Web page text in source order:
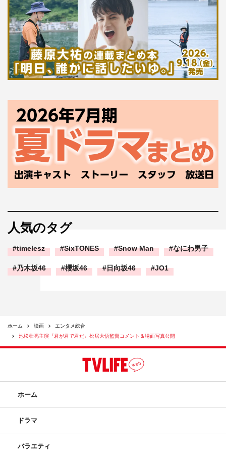
人気のタグ
timelesz SixTONES Snow Man なにわ男子
乃木坂46 櫻坂46 日向坂46 JO1
ホーム 映画
エンタメ総合
池松壮亮主演『君が君で君だ』松居大悟監督コメント＆場面写真公開
ホーム
ドラマ
バラエティ